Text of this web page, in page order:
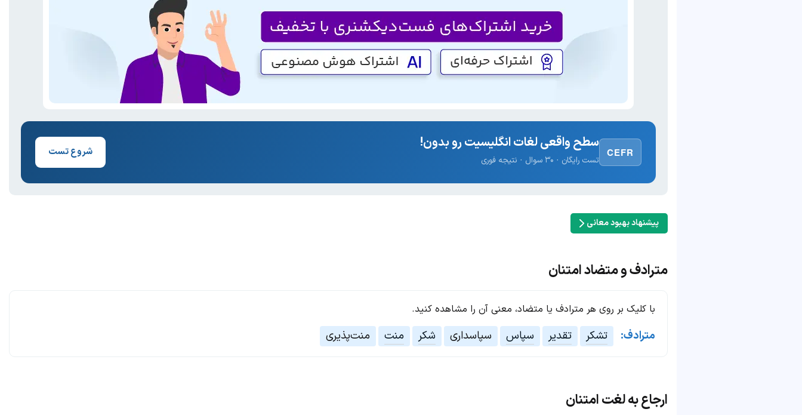
CEFR
سطح واقعی لغات انگلیسیت رو بدون!
تست رایگان · ۳۰ سوال · نتیجه فوری
شروع تست
پیشنهاد بهبود معانی
مترادف و متضاد امتنان
با کلیک بر روی هر مترادف یا متضاد، معنی آن را مشاهده کنید.
مترادف: تشکر تقدیر سپاس سپاسداری شکر منت منت‌پذیری
ارجاع به لغت امتنان